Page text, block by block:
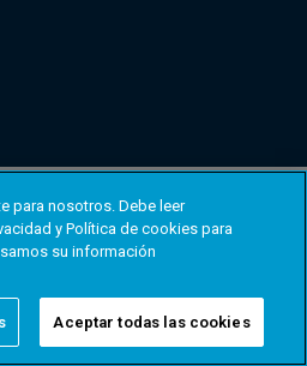
para nosotros. Debe leer
y Política de cookies para
su información
Aceptar todas las cookies